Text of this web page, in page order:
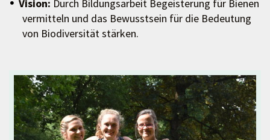
Vision: Durch Bildungsarbeit Begeisterung für Bienen
vermitteln und das Bewusstsein für die Bedeutung
von Biodiversität stärken.